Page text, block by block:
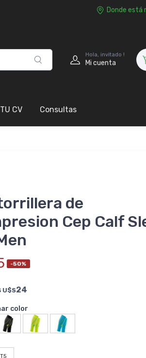
Donde está
Hola, invitado !
Mi cuenta
CV Consultas
de
Cep Calf
-50%
U$S24
color
T5